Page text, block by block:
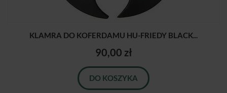
KLAMRA DO KOFERDAMU HU-FRIEDY BLACK...
90,00 zł
DO KOSZYKA